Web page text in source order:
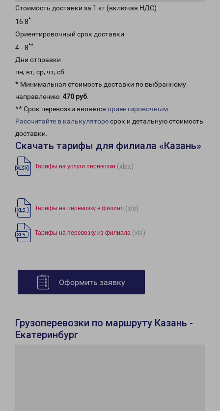
Стоимость доставки за 1 кг (включая НДС)
16.8*
Ориентировочный срок доставки
4 - 8**
Дни отправки
пн, вт, ср, чт, сб
* Минимальная стоимость доставки по выбранному
направлению: 470 руб.
** Срок перевозки является ориентировочным
Рассчитайте в калькуляторесрок и детальную стоимость
доставки.
Скачать тарифы для филиала «Казань»
Тарифы на услуги перевозки (xlsx)
Тарифы на перевозку в филиал (xls)
Тарифы на перевозку из филиала (xls)
Оформить заявку
Грузоперевозки по маршруту Казань -
Екатеринбург